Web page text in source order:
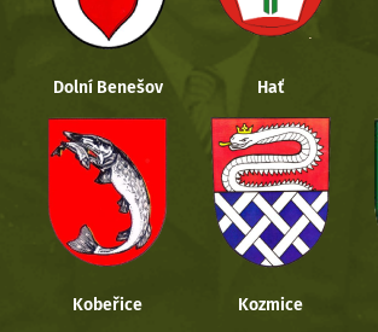
Dolní Benešov Hať
Kobeřice Kozmice